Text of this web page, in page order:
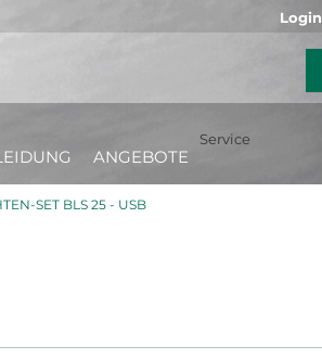
Login
ANGEBOTE
Service
SET BLS 25 - USB